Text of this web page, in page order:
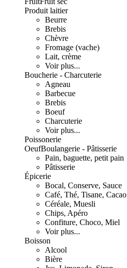
Produit laitier
Beurre
Brebis
Chèvre
Fromage (vache)
Lait, crème
Voir plus...
Boucherie - Charcuterie
Agneau
Barbecue
Brebis
Boeuf
Charcuterie
Voir plus...
Poissonerie
OeufBoulangerie - Pâtisserie
Pain, baguette, petit pain
Pâtisserie
Épicerie
Bocal, Conserve, Sauce
Café, Thé, Tisane, Cacao
Céréale, Muesli
Chips, Apéro
Confiture, Choco, Miel
Voir plus...
Boisson
Alcool
Bière